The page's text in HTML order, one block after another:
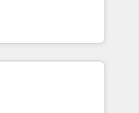
deal pipelines;
🏭
ready
working with
implement the
organizations.
services,